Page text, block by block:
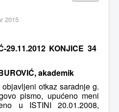
2015
akademik
otkaz saradnje g.
pismo, upućeno meni
u ISTINI 20.01.2008,